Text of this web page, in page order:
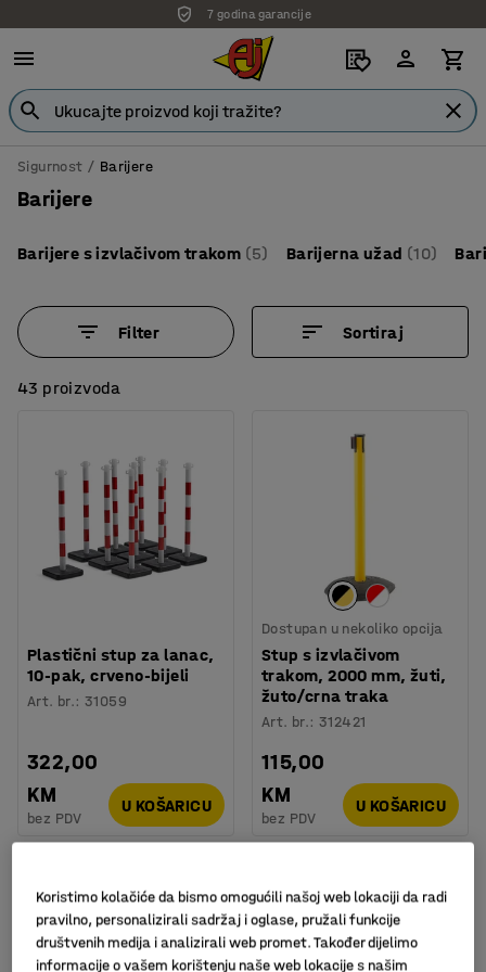
7 godina garancije
Sigurnost Barijere
Barijere
Barijere s izvlačivom trakom (5) Barijerna užad (10)
Filter Sortiraj
43 proizvoda
Plastični stup za lanac,
10-pak, crveno-bijeli
Art. br.:31059
322,00
KM
bez PDV
U KOŠARICU
Dostupan u nekoliko opcija
Stup s izvlačivom
trakom, 2000 mm, žuti,
žuto/crna traka
Art. br.:312421
115,00
KM
bez PDV
U KOŠARICU
Koristimo kolačiće da bismo omogućili našoj web lokaciji da radi
pravilno, personalizirali sadržaj i oglase, pružali funkcije
društvenih medija i analizirali web promet. Također dijelimo
informacije o vašem korištenju naše web lokacije s našim